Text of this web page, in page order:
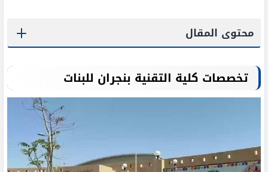
محتوى المقال
تخصصات كلية التقنية بنجران للبنات